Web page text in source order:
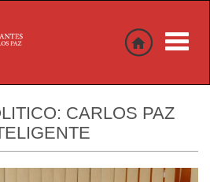
Toggle
CARLOS PAZ